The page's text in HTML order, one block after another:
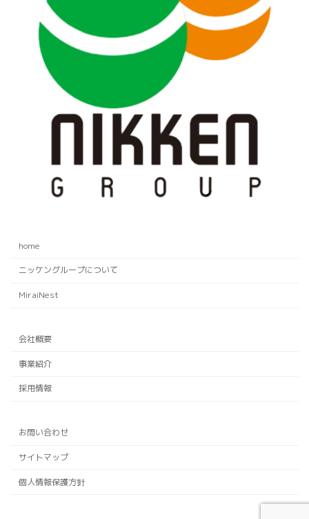
home
ニッケングループについて
MiraiNest
会社概要
事業紹介
採用情報
お問い合わせ
サイトマップ
個人情報保護方針